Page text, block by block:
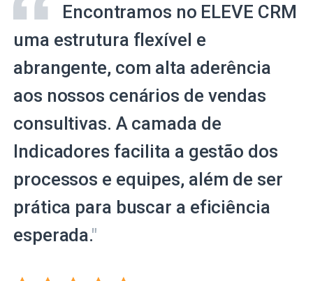
Encontramos no ELEVE CRM
uma estrutura flexível e
abrangente, com alta aderência
aos nossos cenários de vendas
consultivas. A camada de
Indicadores facilita a gestão dos
processos e equipes, além de ser
prática para buscar a eficiência
esperada."